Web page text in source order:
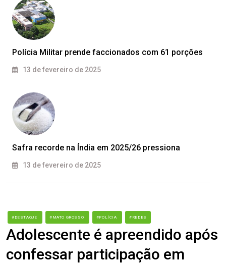
Polícia Militar prende faccionados com 61 porções
13 de fevereiro de 2025
Safra recorde na Índia em 2025/26 pressiona
13 de fevereiro de 2025
#DESTAQUE #MATO GROSSO #POLÍCIA #REDES
Adolescente é apreendido após
confessar participação em